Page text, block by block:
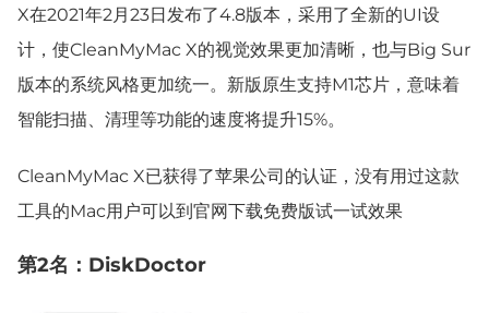
X在2021年2月23日发布了4.8版本，采用了全新的UI设
计，使CleanMyMac X的视觉效果更加清晰，也与Big Sur
版本的系统风格更加统一。新版原生支持M1芯片，意味着
智能扫描、清理等功能的速度将提升15%。
CleanMyMac X已获得了苹果公司的认证，没有用过这款
工具的Mac用户可以到官网下载免费版试一试效果
第2名：DiskDoctor